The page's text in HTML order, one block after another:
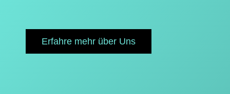
Erfahre mehr über Uns